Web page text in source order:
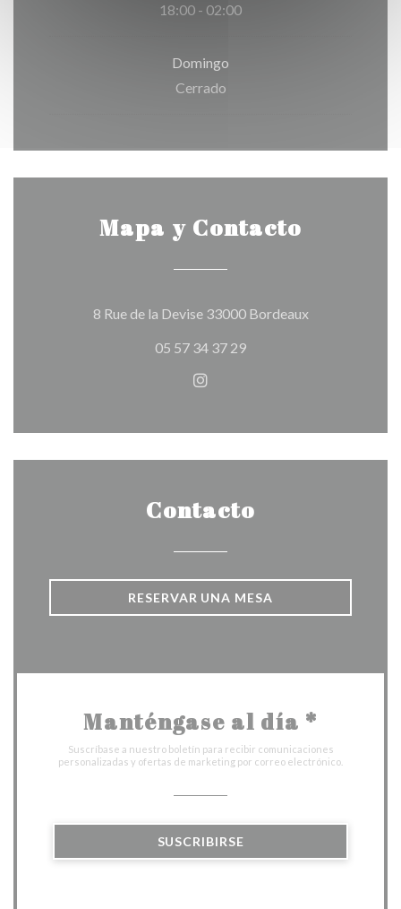
18:00 - 02:00
Domingo
Cerrado
Mapa y Contacto
8 Rue de la Devise 33000 Bordeaux((abre en una
05 57 34 37 29
Instagram ((abre en una
Contacto
RESERVAR UNA MESA
Manténgase al día *
Suscríbase a nuestro boletín para recibir comunicaciones
personalizadas y ofertas de marketing por correo electrónico.
SUSCRIBIRSE